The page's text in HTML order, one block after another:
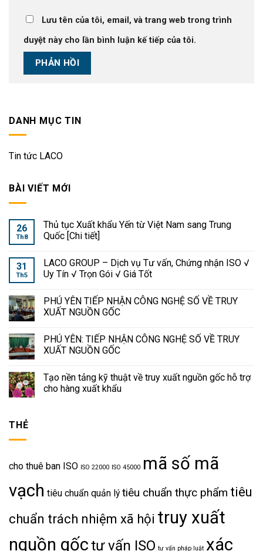
Lưu tên của tôi, email, và trang web trong trình
duyệt này cho lần bình luận kế tiếp của tôi.
DANH MỤC TIN
Tin tức LACO
BÀI VIẾT MỚI
26
Th8
Thủ tục Xuất khẩu Yến từ Việt Nam sang Trung
Quốc [Chi tiết]
31
Th5
LACO GROUP – Dịch vụ Tư vấn, Chứng nhận ISO √
Uy Tín √ Trọn Gói √ Giá Tốt
PHÚ YÊN TIẾP NHẬN CÔNG NGHỆ SỐ VỀ TRUY
XUẤT NGUỒN GỐC
PHÚ YÊN: TIẾP NHẬN CÔNG NGHỆ SỐ VỀ TRUY
XUẤT NGUỒN GỐC
Tạo nền tảng kỹ thuật về truy xuất nguồn gốc hỗ trợ
cho hàng xuất khẩu
THẺ
cho thuê ban ISO ISO 22000 ISO 45000 mã số mã
vạch tiêu chuẩn quản lý tiêu chuẩn thực phẩm tiêu
chuẩn trách nhiệm xã hội truy xuất
nguồn gốctư vấn ISO tư vấn pháp luật xác